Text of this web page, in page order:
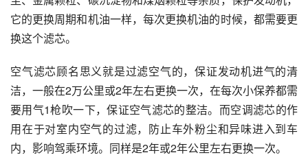
它的更换周期和机油一样，每次更换机油的时候，都需要更
换这个滤芯。
空气滤芯顾名思义就是过滤空气的，保证发动机进气的清
洁，一般在2万公里或2年左右更换一次，在每次小保养都需
要用气1枪吹一下，保证空气滤芯的整洁。而空调滤芯的作
用在于对室内空气的过滤，防止车外粉尘和异味进入到车
内，影响驾乘环境。同样是2年或2年公里左右更换一次。